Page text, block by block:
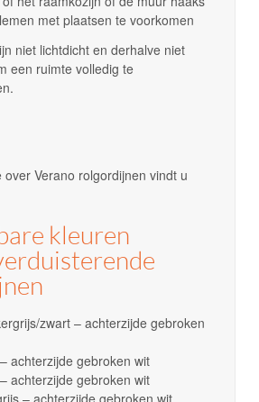
met plaatsen te voorkomen
niet lichtdicht en derhalve niet
een ruimte volledig te
over Verano rolgordijnen vindt u
kleuren
zwart – achterzijde gebroken
achterzijde gebroken wit
achterzijde gebroken wit